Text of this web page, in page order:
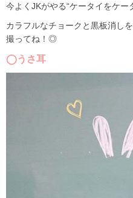
今よくJKがやる“ケータイをケー
カラフルなチョークと黒板消し
撮ってね！◎
◯うさ耳